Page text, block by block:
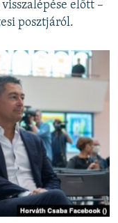
előtt –
posztjáról.